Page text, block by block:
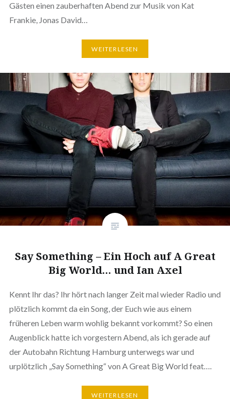
Gästen einen zauberhaften Abend zur Musik von Kat
Frankie, Jonas David…
WEITERLESEN
Say Something – Ein Hoch auf A Great
Big World… und Ian Axel
Kennt Ihr das? Ihr hört nach langer Zeit mal wieder Radio und
plötzlich kommt da ein Song, der Euch wie aus einem
früheren Leben warm wohlig bekannt vorkommt? So einen
Augenblick hatte ich vorgestern Abend, als ich gerade auf
der Autobahn Richtung Hamburg unterwegs war und
urplötzlich „Say Something“ von A Great Big World feat….
WEITERLESEN